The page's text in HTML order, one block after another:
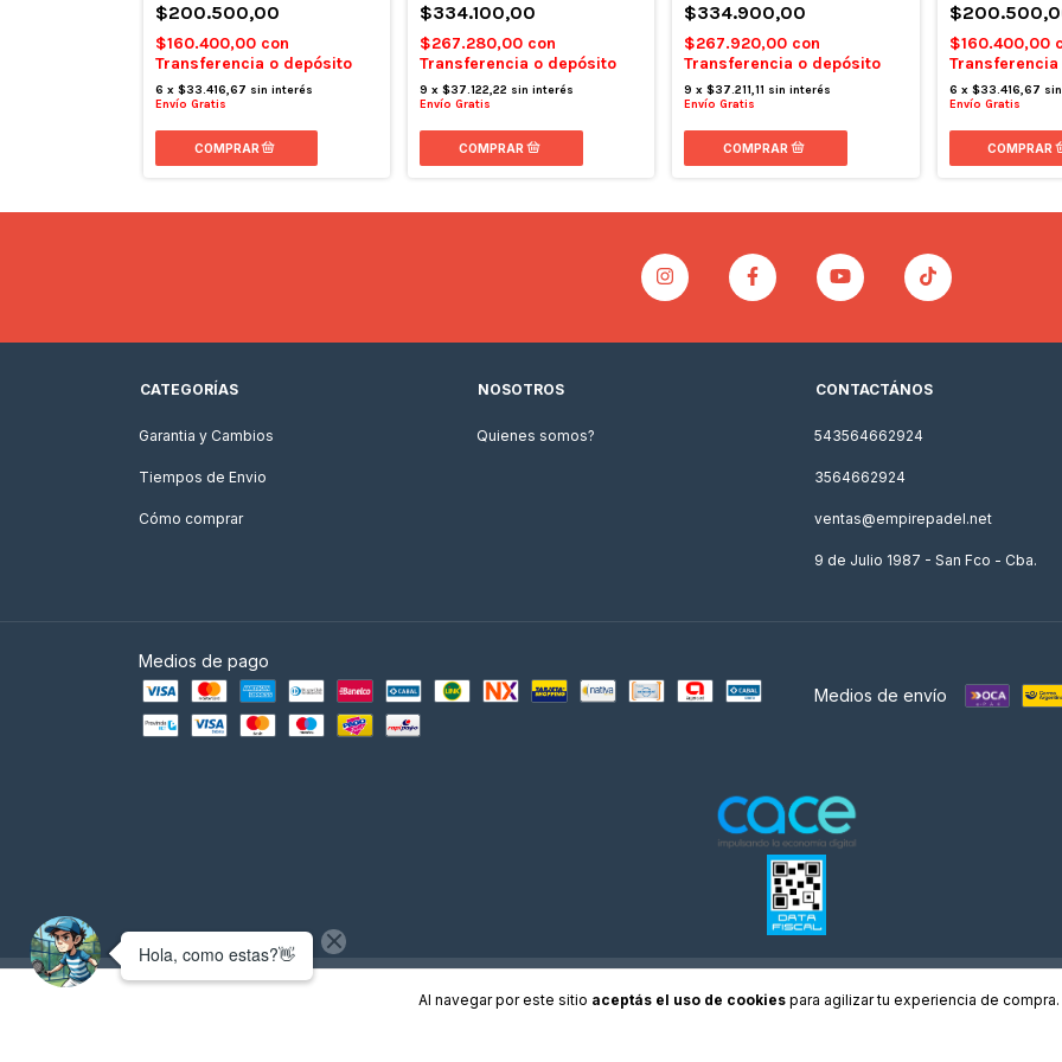
Al navegar por este sitio aceptás el uso de cookiespara agilizar tu experiencia de compra.
$200.500,00
$160.400,00 con
Transferencia o depósito
6 x $33.416,67 sin interés
Envío Gratis
$334.100,00
$267.280,00 con
Transferencia o depósito
9 x$37.122,22 sin interés
Envío Gratis
$334.900,00
$267.920,00 con
Transferencia o depósito
9 x$37.211,11 sin interés
Envío Gratis
$160.400,00
6 x $33.416,67
Envío Gratis
CATEGORÍAS
Garantia y Cambios
Tiempos de Envio
Cómo comprar
NOSOTROS
Quienes somos?
CONTACTÁNOS
543564662924
3564662924
ventas@empirepadel.net
9 de Julio 1987 - San Fco - Cba.
Medios de pago
Medios de envío
Copyright Empire Padel - Tienda de Padel Argentina - 2026. Todos los derechos reservados.